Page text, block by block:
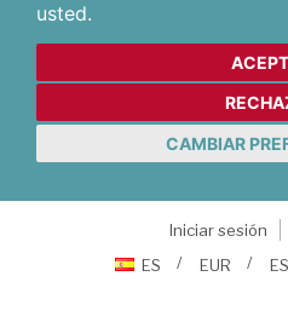
usted.
CAMBIAR
Iniciar sesión
ES
EUR